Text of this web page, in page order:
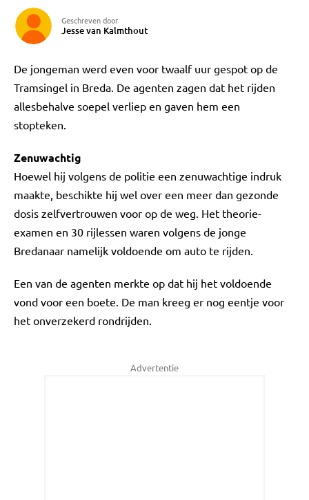
Geschreven door
Jesse van Kalmthout
De jongeman werd even voor twaalf uur gespot op de
Tramsingel in Breda. De agenten zagen dat het rijden
allesbehalve soepel verliep en gaven hem een
stopteken.
Zenuwachtig
Hoewel hij volgens de politie een zenuwachtige indruk
maakte, beschikte hij wel over een meer dan gezonde
dosis zelfvertrouwen voor op de weg. Het theorie-
examen en 30 rijlessen waren volgens de jonge
Bredanaar namelijk voldoende om auto te rijden.
Een van de agenten merkte op dat hij het voldoende
vond voor een boete. De man kreeg er nog eentje voor
het onverzekerd rondrijden.
Advertentie